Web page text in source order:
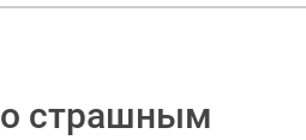
страшным